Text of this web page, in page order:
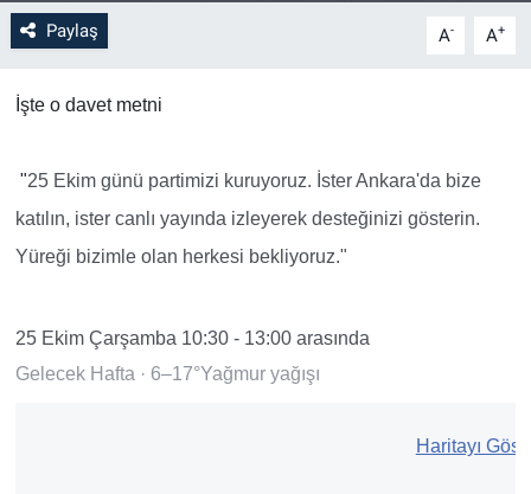
Paylaş A- A+
İşte o davet metni
"25 Ekim günü partimizi kuruyoruz. İster Ankara'da bize
katılın, ister canlı yayında izleyerek desteğinizi gösterin.
Yüreği bizimle olan herkesi bekliyoruz."
25 Ekim Çarşamba 10:30 - 13:00 arasında
Gelecek Hafta · 6–17°Yağmur yağışı
Haritayı